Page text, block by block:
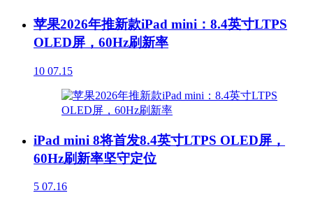
苹果2026年推新款iPad mini：8.4英寸LTPS
OLED屏，60Hz刷新率
10 07.15
iPad mini 8将首发8.4英寸LTPS OLED屏，
60Hz刷新率坚守定位
5 07.16